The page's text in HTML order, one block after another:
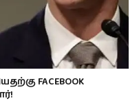
FACEBOOK